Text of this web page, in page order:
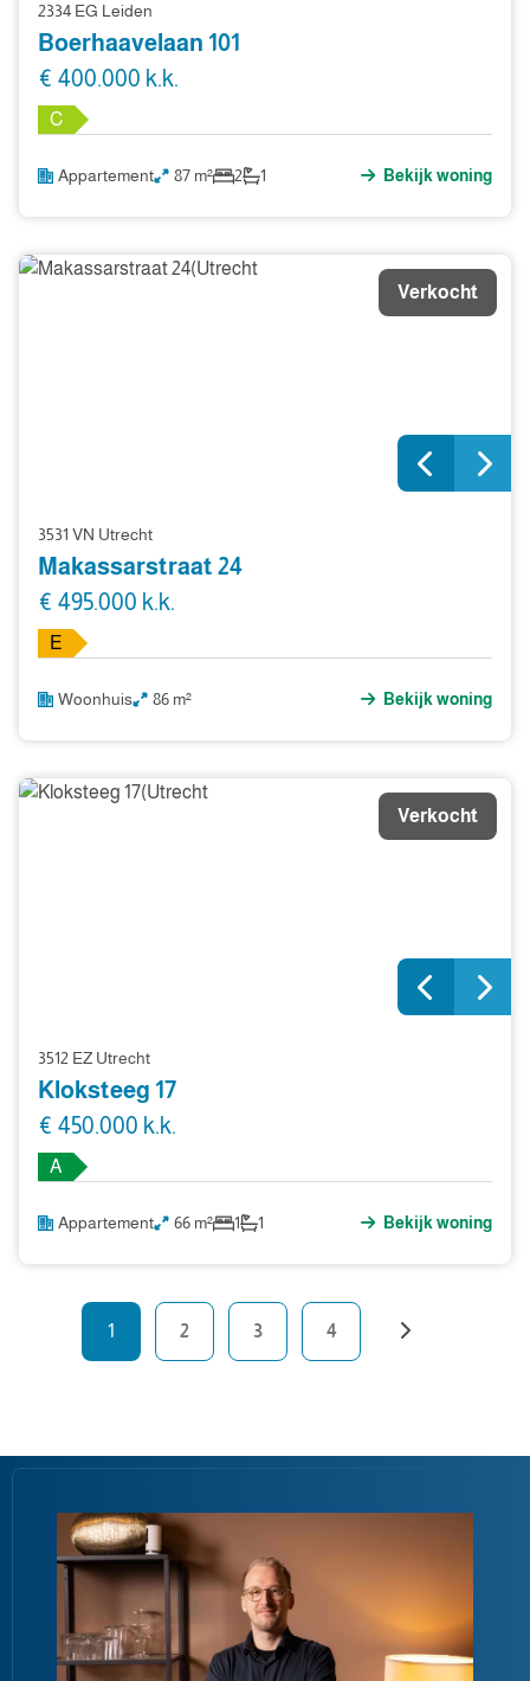
2334 EG Leiden
Boerhaavelaan 101
€ 400.000 k.k.
C
Appartement 87 m² 2 1 Bekijk woning
Verkocht
3531 VN Utrecht
Makassarstraat 24
€ 495.000 k.k.
E
Woonhuis 86 m² Bekijk woning
Verkocht
3512 EZ Utrecht
Kloksteeg 17
€ 450.000 k.k.
A
Appartement 66 m² 1 1 Bekijk woning
1 2 3 4